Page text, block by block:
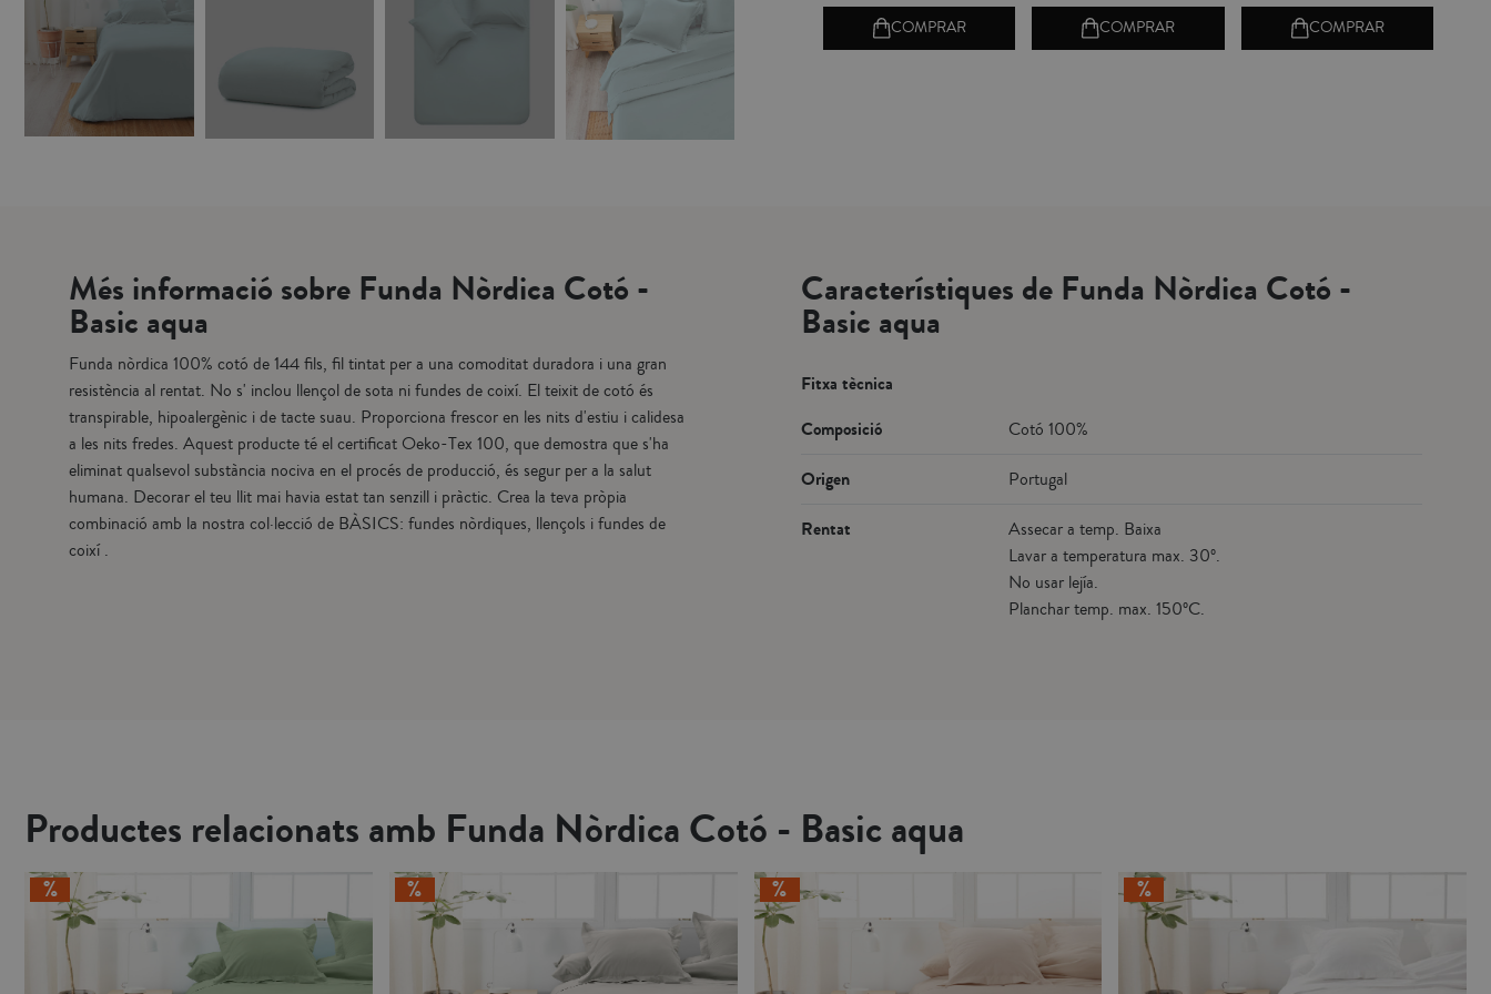
COMPRAR COMPRAR COMPRAR COMPRAR COMPRAR
Més informació sobre Funda Nòrdica Cotó -
Basic aqua
Funda nòrdica 100% cotó de 144 fils, fil tintat per a una comoditat duradora i una gran
resistència al rentat. No s' inclou llençol de sota ni fundes de coixí. El teixit de cotó és
transpirable, hipoalergènic i de tacte suau. Proporciona frescor en les nits d'estiu i calidesa
a les nits fredes. Aquest producte té el certificat Oeko-Tex 100, que demostra que s'ha
eliminat qualsevol substància nociva en el procés de producció, és segur per a la salut
humana. Decorar el teu llit mai havia estat tan senzill i pràctic. Crea la teva pròpia
combinació amb la nostra col·lecció de BÀSICS: fundes nòrdiques, llençols i fundes de
coixí .
Característiques de Funda Nòrdica Cotó -
Basic aqua
Fitxa tècnica
Composició
Cotó 100%
Origen Portugal
Rentat
Assecar a temp. Baixa
Lavar a temperatura max. 30º.
No usar lejía.
Planchar temp. max. 150ºC.
Productes relacionats amb Funda Nòrdica Cotó - Basic aqua